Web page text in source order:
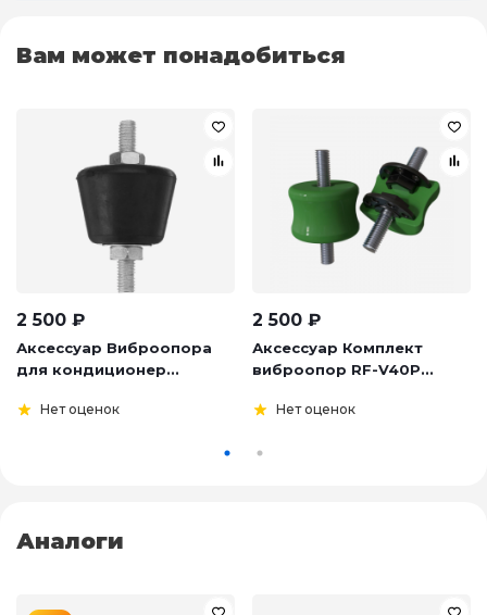
Вам может понадобиться
2 500 ₽
Аксессуар Виброопора
для кондиционер...
Нет оценок
2 500 ₽
Аксессуар Комплект
виброопор RF-V40P...
Нет оценок
Аналоги